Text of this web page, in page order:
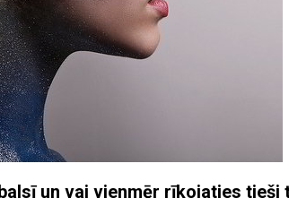
un vai vienmēr rīkojaties tieši